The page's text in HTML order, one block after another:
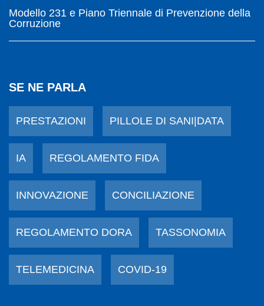
Modello 231 e Piano Triennale di Prevenzione della
Corruzione
SE NE PARLA
PRESTAZIONI PILLOLE DI SANI|DATA
IA REGOLAMENTO FIDA
INNOVAZIONE CONCILIAZIONE
REGOLAMENTO DORA TASSONOMIA
TELEMEDICINA COVID-19